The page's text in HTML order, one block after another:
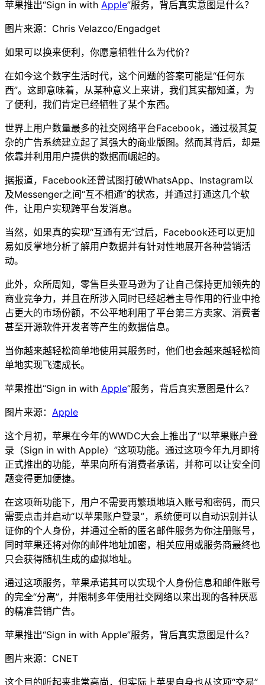
苹果推出“Sign in with Apple”服务，背后真实意图是什么？
图片来源：Chris Velazco/Engadget
如果可以换来便利，你愿意牺牲什么为代价？
在如今这个数字生活时代，这个问题的答案可能是“任何东
西”。这即意味着，从某种意义上来讲，我们其实都知道，为
了便利，我们肯定已经牺牲了某个东西。
世界上用户数量最多的社交网络平台Facebook，通过极其复
杂的广告系统建立起了其强大的商业版图。然而其背后，却是
依靠并利用用户提供的数据而崛起的。
据报道，Facebook还曾试图打破WhatsApp、Instagram以
及Messenger之间“互不相通”的状态，并通过打通这几个软
件，让用户实现跨平台发消息。
当然，如果真的实现“互通有无”过后，Facebook还可以更加
易如反掌地分析了解用户数据并有针对性地展开各种营销活
动。
此外，众所周知，零售巨头亚马逊为了让自己保持更加领先的
商业竞争力，并且在所涉入同时已经起着主导作用的行业中抢
占更大的市场份额，不公平地利用了平台第三方卖家、消费者
甚至开源软件开发者等产生的数据信息。
当你越来越轻松简单地使用其服务时，他们也会越来越轻松简
单地实现飞速成长。
苹果推出“Sign in with Apple”服务，背后真实意图是什么？
图片来源： Apple
这个月初，苹果在今年的WWDC大会上推出了“以苹果账户登
录（Sign in with Apple）”这项功能。通过这项今年九月即将
正式推出的功能，苹果向所有消费者承诺，并称可以让安全问
题变得更加便捷。
在这项新功能下，用户不需要再繁琐地填入账号和密码，而只
需要点击并启动“以苹果账户登录”，系统便可以自动识别并认
证你的个人身份，并通过全新的匿名邮件服务为你注册账号，
同时苹果还将对你的邮件地址加密，相关应用或服务商最终也
只会获得随机生成的虚拟地址。
通过这项服务，苹果承诺其可以实现个人身份信息和邮件账号
的完全“分离”，并限制多年使用社交网络以来出现的各种厌恶
的精准营销广告。
苹果推出“Sign in with Apple”服务，背后真实意图是什么？
图片来源：CNET
这个目的听起来非常高尚，但实际上苹果自身也从这项“交易”